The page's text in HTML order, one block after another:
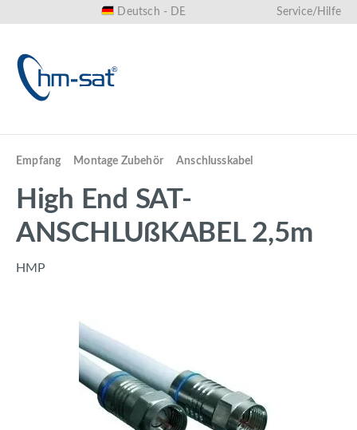
Deutsch - DE Service/Hilfe
Empfang Montage Zubehör Anschlusskabel
High End SAT-
ANSCHLUßKABEL 2,5m
HMP